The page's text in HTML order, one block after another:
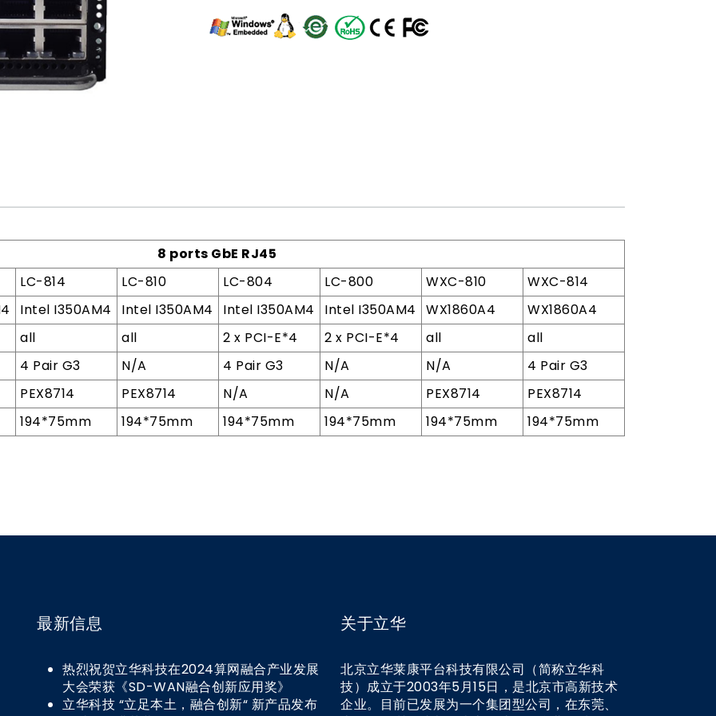
8 ports GbE RJ45
LC-814
LC-810 LC-804 LC-800 WXC-810
WXC-814
Intel I350AM4 Intel I350AM4 Intel I350AM4 Intel I350AM4 WX1860A4
WX1860A4
all
all 2 x PCI-E*4 2 x PCI-E*4 all
all
4 Pair G3
N/A 4 Pair G3 N/A N/A
4 Pair G3
PEX8714
PEX8714 N/A N/A PEX8714
PEX8714
194*75mm
194*75mm 194*75mm 194*75mm 194*75mm 194*75mm
最新信息
热烈祝贺立华科技在2024算网融合产业发展
大会荣获《SD-WAN融合创新应用奖》
立华科技 “立足本土，融合创新“ 新产品发布
关于立华
北京立华莱康平台科技有限公司（简称立华科
技）成立于2003年5月15日，是北京市高新技术
企业。目前已发展为一个集团型公司，在东莞、